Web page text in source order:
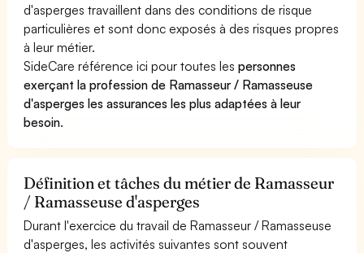
d'asperges travaillent dans des conditions de risque
particulières et sont donc exposés à des risques propres
à leur métier.
SideCare référence ici pour toutes lespersonnes
exerçant la profession de Ramasseur / Ramasseuse
d'asperges les assurances les plus adaptées à leur
besoin.
Définition et tâches du métier de Ramasseur
/ Ramasseuse d'asperges
Durant l'exercice du travail de Ramasseur / Ramasseuse
d'asperges, les activités suivantes sont souvent